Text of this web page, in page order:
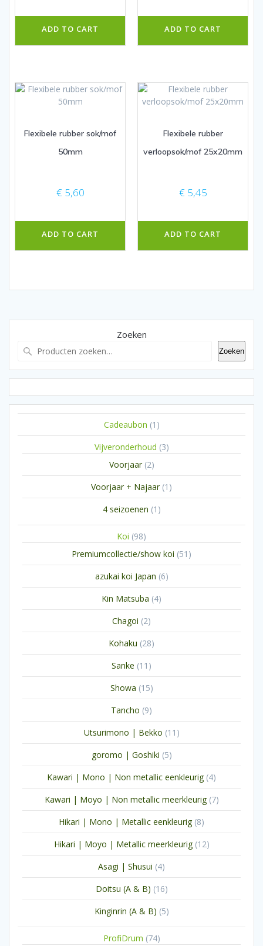
ADD TO CART ADD TO CART
Flexibele rubber sok/mof
50mm
€ 5,60
ADD TO CART
Flexibele rubber
verloopsok/mof 25x20mm
€ 5,45
ADD TO CART
Zoeken
Zoeken
Cadeaubon 1 1
product
Vijveronderhoud 33
Voorjaar 22
producten
Voorjaar + Najaar 1 1
product
4 seizoenen 1 1
Koi 9898
producten
Premiumcollectie/show koi 51 51
producten
azukai koi Japan 66
producten
Kin Matsuba 44
producten
Chagoi 22
producten
Kohaku 2828
producten
Sanke 11 11
producten
Showa 1515
producten
Tancho 99
producten
Utsurimono | Bekko 11 11
producten
goromo | Goshiki 55
producten
Kawari | Mono | Non metallic eenkleurig 44
producten
Kawari | Moyo | Non metallic meerkleurig 77
producten
Hikari | Mono | Metallic eenkleurig 88
producten
Hikari | Moyo | Metallic meerkleurig 1212
producten
Asagi | Shusui 44
producten
Doitsu (A & B) 1616
producten
Kinginrin (A & B) 55
ProfiDrum 7474